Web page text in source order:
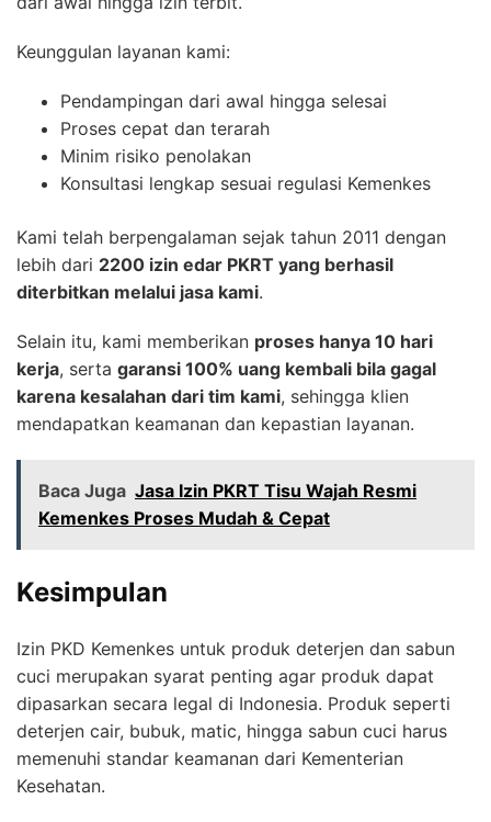
Keunggulan layanan kami:
Pendampingan dari awal hingga selesai
Proses cepat dan terarah
Minim risiko penolakan
Konsultasi lengkap sesuai regulasi Kemenkes
Kami telah berpengalaman sejak tahun 2011 dengan
lebih dari 2200 izin edar PKRT yang berhasil
diterbitkan melalui jasa kami.
Selain itu, kami memberikan proses hanya 10 hari
kerja, serta garansi 100% uang kembali bila gagal
karena kesalahan dari tim kami, sehingga klien
mendapatkan keamanan dan kepastian layanan.
Baca Juga Jasa Izin PKRT Tisu Wajah Resmi
Kemenkes Proses Mudah & Cepat
Kesimpulan
Izin PKD Kemenkes untuk produk deterjen dan sabun
cuci merupakan syarat penting agar produk dapat
dipasarkan secara legal di Indonesia. Produk seperti
deterjen cair, bubuk, matic, hingga sabun cuci harus
memenuhi standar keamanan dari Kementerian
Kesehatan.